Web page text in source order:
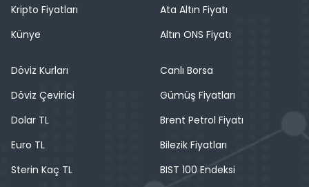
Kripto Fiyatları
Künye
Ata Altın Fiyatı
Altın ONS Fiyatı
Döviz Kurları
Döviz Çevirici
Dolar TL
Euro TL
Sterin Kaç TL
Canlı Borsa
Gümüş Fiyatları
Brent Petrol Fiyatı
Bilezik Fiyatları
BIST 100 Endeksi